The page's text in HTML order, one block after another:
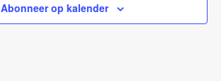
r
e
Abonneer op kalender